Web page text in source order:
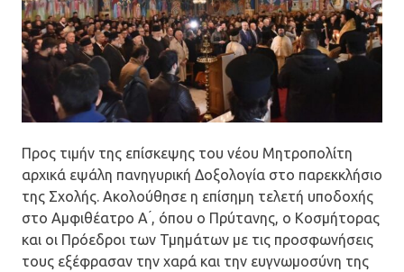
Προς τιμήν της επίσκεψης του νέου Μητροπολίτη
αρχικά εψάλη πανηγυρική Δοξολογία στο παρεκκλήσιο
της Σχολής. Ακολούθησε η επίσημη τελετή υποδοχής
στο Αμφιθέατρο Α ́, όπου ο Πρύτανης, ο Κοσμήτορας
και οι Πρόεδροι των Τμημάτων με τις προσφωνήσεις
τους εξέφρασαν την χαρά και την ευγνωμοσύνη της